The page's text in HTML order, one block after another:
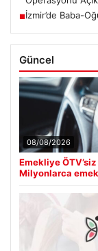
■İzmir’de Baba-
Güncel
08/08/2026
Emekliye
Milyonlarca